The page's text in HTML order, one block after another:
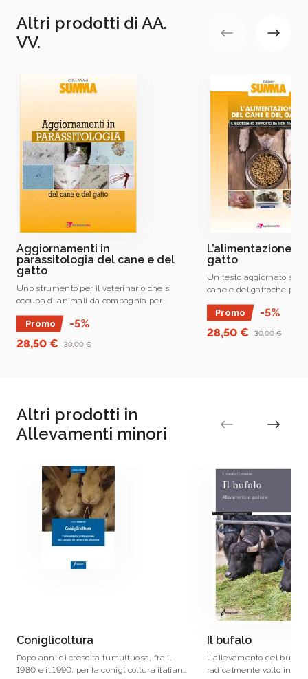
Data pubblicazione: 02/04/2018
Ristampa:
Dal 2024 REDA (Ramo Editoriale degli
Agricoltori) entra a far parte del Gruppo
editoriale Tecniche Nuove SpA al quale
appartiene da tempo anche Edagricole, che
opera nel settore delle edizioni universitarie e
tecnico-professionali dedicate alle materie
agrarie, zootecniche e veterinarie
Altri prodotti di AA.
VV.
Aggiornamenti in
parassitologia del cane e del
gatto
Uno strumento per il veterinario che si
occupa di animali da compagnia per
aggiornare le proprie conoscenze in
ambito parassitologico.
Promo
-5%
28,50 €
30,00 €
L’alimentazione
gatto
Un testo aggiornato
cane e del gattoche
considerazione
commerciale o
pet in situazioni
Promo
-5%
28,50 €
30,00 €
Altri prodotti in
Allevamenti minori
Coniglicoltura
Dopo anni di crescita tumultuosa, fra il
1980 e il 1990, per la coniglicoltura italiana
Il bufalo
L'allevamento del
radicalmente volto in